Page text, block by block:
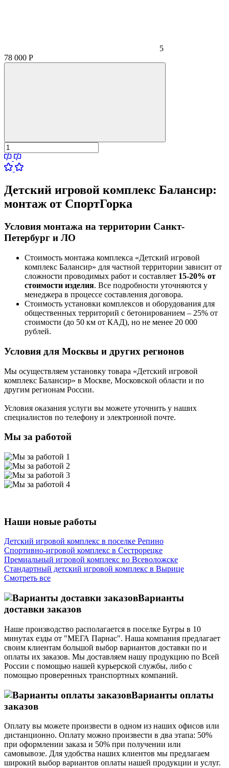
5
78 000 Р
Детский игровой комплекс Балансир:
монтаж от СпортГорка
Условия монтажа на территории Санкт-
Петербург и ЛО
Стоимость монтажа комплекса «Детский игровой
комплекс Балансир» для частной территории зависит от
сложности проводимых работ и составляет 15-20% от
стоимости изделия. Все подробности уточняются у
менеджера в процессе составления договора.
Стоимость установки комплексов и оборудования для
общественных территорий с бетонированием – 25% от
стоимости (до 50 км от КАД), но не менее 20 000
рублей.
Условия для Москвы и других регионов
Мы осуществляем установку товара «Детский игровой
комплекс Балансир» в Москве, Московской области и по
другим регионам России.
Условия оказания услуги вы можете уточнить у наших
специалистов по телефону и электронной почте.
Мы за работой
Наши новые работы
Детский игровой комплекс в поселке Репино
Спортивно-игровой комплекс в Сестрорецке
Премиальный игровой комплекс во Всеволожске
Стандартный детский игровой комплекс в Вырице
Смотреть все
Варианты
доставки заказов
Наше производство располагается в поселке Бугры в 10
минутах езды от "МЕГА Парнас". Наша компания предлагает
своим клиентам большой выбор вариантов доставки по и
оплаты их заказов. Мы доставляем нашу продукцию по Всей
России с помощью нашей курьерской службы, либо с
помощью проверенных транспортных компаний.
Варианты оплаты
заказов
Оплату вы можете произвести в одном из наших офисов или
дистанционно. Оплату можно произвести в два этапа: 50%
при оформлении заказа и 50% при получении или
самовывозе. Для удобства наших клиентов мы предлагаем
широкий выбор вариантов оплаты нашей продукции и услуг.